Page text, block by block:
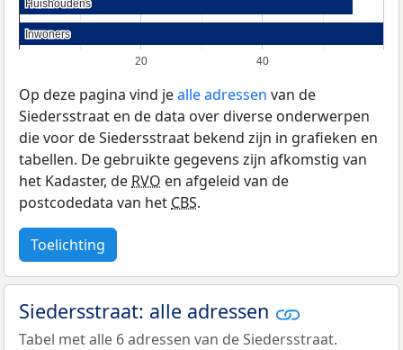
20 40
Huishoudens
Huishoudens
Inwoners
Inwoners
Op deze pagina vind jealle adressen van de
Siedersstraat en de data over diverse onderwerpen
die voor de Siedersstraat bekend zijn in grafieken en
tabellen. De gebruikte gegevens zijn afkomstig van
het Kadaster, deRVO en afgeleid van de
postcodedata van hetCBS.
Toelichting
Siedersstraat: alle adressen
Tabel met alle 6 adressen van de Siedersstraat.